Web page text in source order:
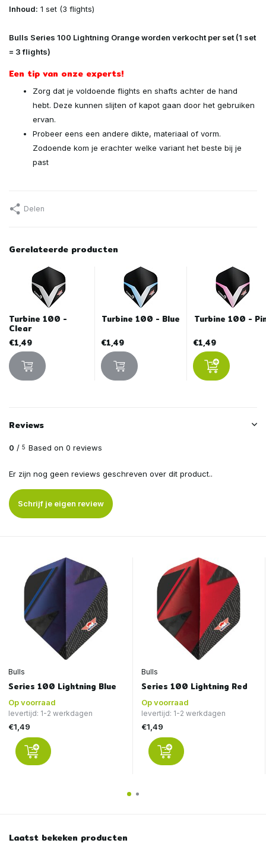
Inhoud: 1 set (3 flights)
Bulls Series 100 Lightning Orange worden verkocht per set (1 set
= 3 flights)
Een tip van onze experts!
Zorg dat je voldoende flights en shafts achter de hand
hebt. Deze kunnen slijten of kapot gaan door het gebruiken
ervan.
Probeer eens een andere dikte, materiaal of vorm.
Zodoende kom je erachter welke variant het beste bij je
past
Delen
Gerelateerde producten
Turbine 100 -
Clear
€1,49
Turbine 100 - Blue
€1,49
Turbine 100 -
€1,49
Reviews
0 / 5 Based on 0 reviews
Er zijn nog geen reviews geschreven over dit product..
Schrijf je eigen review
Bulls
Series 100 Lightning Blue
Op voorraad
levertijd: 1-2 werkdagen
€1,49
Bulls
Series 100 Lightning Red
Op voorraad
levertijd: 1-2 werkdagen
€1,49
Laatst bekeken producten